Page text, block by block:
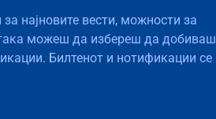
најновите вести, можности за
можеш да избереш да добиваш
Билтенот и нотификации се